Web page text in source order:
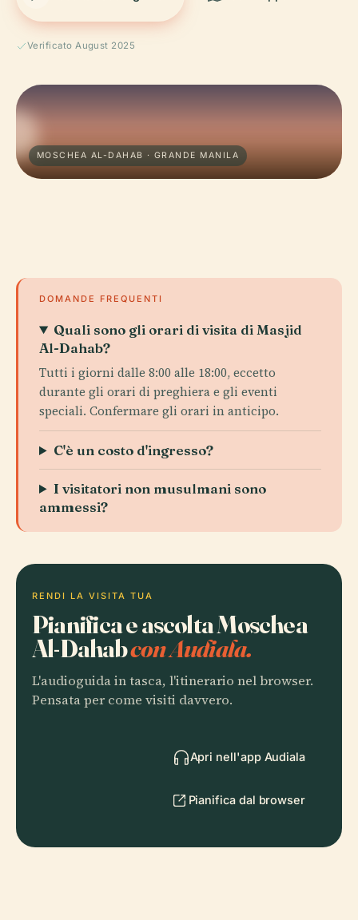
Verificato August 2025
MOSCHEA AL-DAHAB · GRANDE MANILA
DOMANDE FREQUENTI
Quali sono gli orari di visita di Masjid
Al-Dahab?
Tutti i giorni dalle 8:00 alle 18:00, eccetto
durante gli orari di preghiera e gli eventi
speciali. Confermare gli orari in anticipo.
C'è un costo d'ingresso?
I visitatori non musulmani sono
ammessi?
RENDI LA VISITA TUA
Pianifica e ascolta Moschea
Al-Dahabcon Audiala.
L'audioguida in tasca, l'itinerario nel browser.
Pensata per come visiti davvero.
Apri nell'app Audiala
Pianifica dal browser